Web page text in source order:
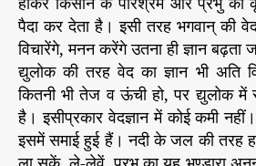
पैदा कर देता है। इसी तरह भगवान् की
विचारेंगे, मनन करेंगे उतना ही ज्ञान बढ़ता
द्युलोक की तरह वेद का ज्ञान भी अति
कितनी भी तेज व ऊंची हो, पर द्युलोक में
है। इसीप्रकार वेदज्ञान में कोई कमी
इसमें समाई हुई हैं। नदी के जल की तरह